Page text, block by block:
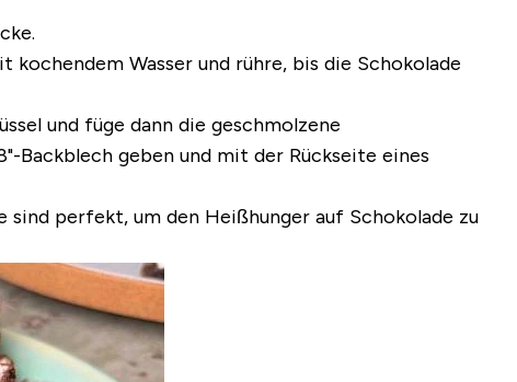
Wasser und rühre, bis die Schokolade
und füge dann die geschmolzene
Backblech geben und mit der Rückseite eines
sind perfekt, um den Heißhunger auf Schokolade zu